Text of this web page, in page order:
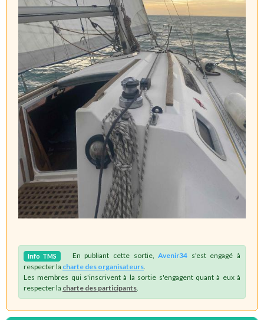
Info TMS En publiant cette sortie,Avenir34 s'est engagé à
respecter la charte des organisateurs.
Les membres qui s'inscrivent à la sortie s'engagent quant à eux à
respecter la charte des participants.